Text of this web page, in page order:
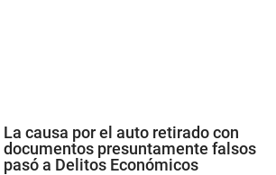
La causa por el auto retirado con
documentos presuntamente falsos
pasó a Delitos Económicos